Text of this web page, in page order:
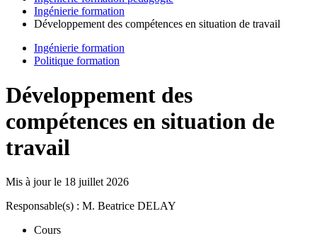
Ingénierie formation
Développement des compétences en situation de travail
Ingénierie formation
Politique formation
Développement des
compétences en situation de
travail
Mis à jour le 18 juillet 2026
Responsable(s) : M. Beatrice DELAY
Cours